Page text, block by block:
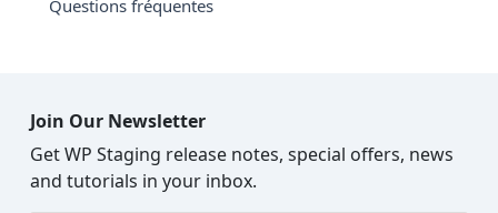
Questions fréquentes
Join Our Newsletter
Get WP Staging release notes, special offers, news
and tutorials in your inbox.